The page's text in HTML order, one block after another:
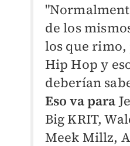
de los
los que rimo,
Hip Hop y
deberían
Eso va para
Big KRIT,
Meek Millz,